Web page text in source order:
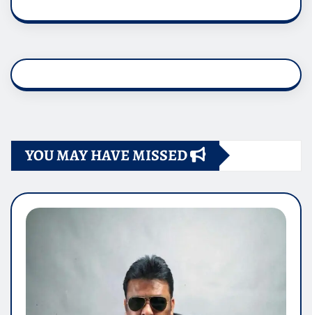
YOU MAY HAVE MISSED